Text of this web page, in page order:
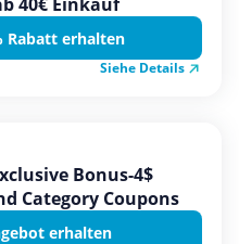
Rabatt erhalten
Siehe Details
Bonus-4$
Category Coupons
erhalten